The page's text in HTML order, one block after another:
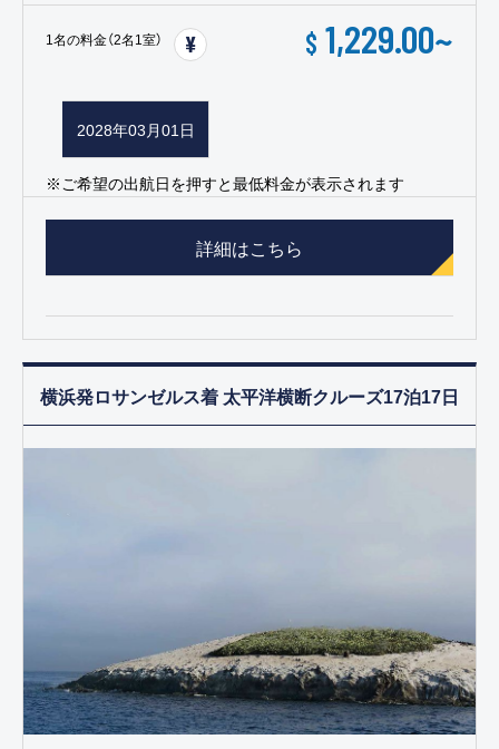
1名の料金（2名1室） $ 1,229.00~
2028年03月01日
※ご希望の出航日を押すと最低料金が表示されます
詳細はこちら
横浜発ロサンゼルス着 太平洋横断クルーズ17泊17日